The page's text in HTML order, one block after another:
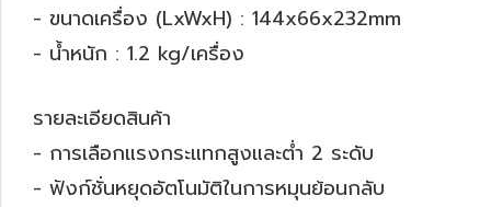
- ขนาดเครื่อง (LxWxH) : 144x66x232mm
- น้ำหนัก : 1.2 kg/เครื่อง
รายละเอียดสินค้า
- การเลือกแรงกระแทกสูงและต่ำ 2 ระดับ
- ฟังก์ชั่นหยุดอัตโนมัติในการหมุนย้อนกลับ